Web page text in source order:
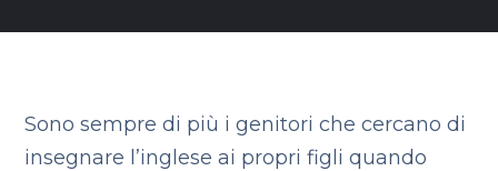
Sono sempre di più i genitori che cercano di
insegnare l’inglese ai propri figli quando